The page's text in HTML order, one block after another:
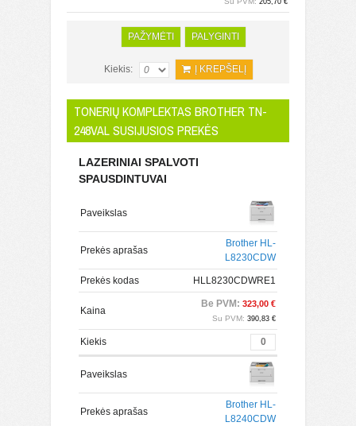
205,70 €
PAŽYMĖTI PALYGINTI
Kiekis: Į KREPŠELĮ
TONERIŲ KOMPLEKTAS BROTHER TN-
248VAL SUSIJUSIOS PREKĖS
LAZERINIAI SPALVOTI
SPAUSDINTUVAI
Paveikslas
Prekės aprašas
Brother HL-
L8230CDW
Prekės kodas HLL8230CDWRE1
Kaina
Be PVM: 323,00 €
Su PVM: 390,83 €
Kiekis
Paveikslas
Prekės aprašas
Brother HL-
L8240CDW